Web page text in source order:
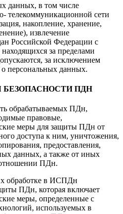
данных, в том числе
телекоммуникационной сети
накопление, хранение,
извлечение
Российской Федерации с
за пределами
за исключением
о персональных данных.
ПДН
обрабатываемых ПДн,
правовые,
меры для защиты ПДн от
доступа к ним, уничтожения,
предоставления,
данных, а также от иных
ПДн.
обработке в ИСПДн
ПДн, которая включает
меры, определенные с
используемых в